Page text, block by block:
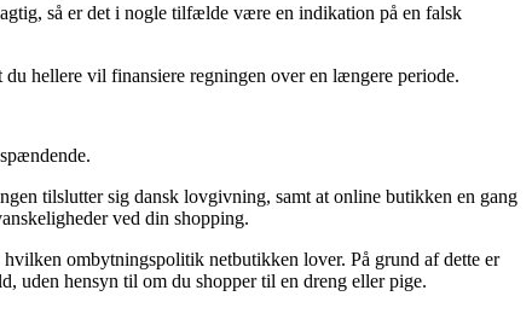
så er det i nogle tilfælde være en indikation på en falsk
hellere vil finansiere regningen over en længere periode.
tilslutter sig dansk lovgivning, samt at online butikken en gang
ved din shopping.
ombytningspolitik netbutikken lover. På grund af dette er
uden hensyn til om du shopper til en dreng eller pige.